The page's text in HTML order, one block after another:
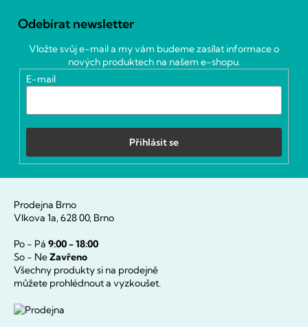
Odebírat newsletter
Vložte svůj e-mail a my vám budeme zasílat informace o
nových produktech na našem e-shopu.
E-mail
Přihlásit se
Prodejna Brno
Vlkova 1a, 628 00, Brno
Po - Pá 9:00 - 18:00
So - NeZavřeno
Všechny produkty si na prodejně
můžete prohlédnout a vyzkoušet.